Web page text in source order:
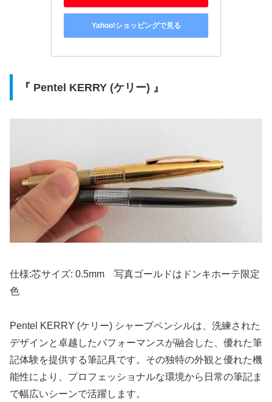
Yahoo!ショッピングで見る
『 Pentel KERRY (ケリー) 』
仕様:芯サイズ: 0.5mm 写真ゴールドはドンキホーテ限定
色
Pentel KERRY (ケリー) シャープペンシルは、洗練された
デザインと卓越したパフォーマンスが融合した、優れた筆
記体験を提供する筆記具です。その独特の外観と優れた機
能性により、プロフェッショナルな環境から日常の筆記ま
で幅広いシーンで活躍します。